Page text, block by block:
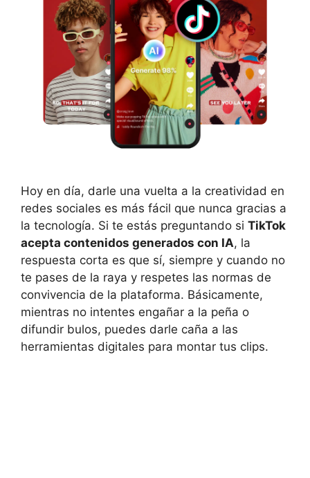
Hoy en día, darle una vuelta a la creatividad en
redes sociales es más fácil que nunca gracias a
la tecnología. Si te estás preguntando si TikTok
acepta contenidos generados con IA, la
respuesta corta es que sí, siempre y cuando no
te pases de la raya y respetes las normas de
convivencia de la plataforma. Básicamente,
mientras no intentes engañar a la peña o
difundir bulos, puedes darle caña a las
herramientas digitales para montar tus clips.